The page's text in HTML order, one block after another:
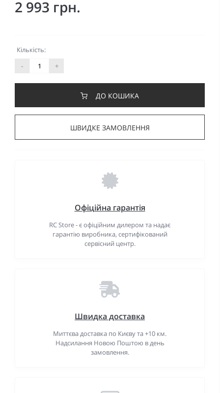
2 993 грн.
Кількість:
-
+
ДО КОШИКА
ШВИДКЕ ЗАМОВЛЕННЯ
Офіційна гарантія
RC Store - є офіційним дилером та надає
гарантію виробника, сертифікований
сервісний центр.
Швидка доставка
Миттєва доставка по Києву та +10 км.
Надсилання Новою Поштою в день
замовлення.